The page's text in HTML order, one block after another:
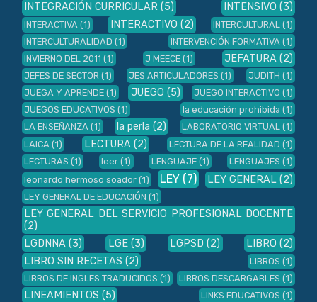
INTEGRACIÓN CURRICULAR (5) INTENSIVO (3)
INTERACTIVA (1) INTERACTIVO (2) INTERCULTURAL (1)
INTERCULTURALIDAD (1) INTERVENCIÓN FORMATIVA (1)
INVIERNO DEL 2011 (1) J MEECE (1) JEFATURA (2)
JEFES DE SECTOR (1) JES ARTICULADORES (1) JUDITH (1)
JUEGA Y APRENDE (1) JUEGO (5) JUEGO INTERACTIVO (1)
JUEGOS EDUCATIVOS (1) la educación prohibida (1)
LA ENSEÑANZA (1) la perla (2) LABORATORIO VIRTUAL (1)
LAICA (1) LECTURA (2) LECTURA DE LA REALIDAD (1)
LECTURAS (1) leer (1) LENGUAJE (1) LENGUAJES (1)
leonardo hermoso soador (1) LEY (7) LEY GENERAL (2)
LEY GENERAL DE EDUCACIÓN (1)
LEY GENERAL DEL SERVICIO PROFESIONAL DOCENTE
(2)
LGDNNA (3) LGE (3) LGPSD (2) LIBRO (2)
LIBRO SIN RECETAS (2) LIBROS (1)
LIBROS DE INGLES TRADUCIDOS (1) LIBROS DESCARGABLES (1)
LINEAMIENTOS (5) LINKS EDUCATIVOS (1)